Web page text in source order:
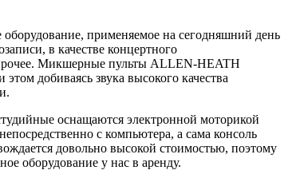
применяемое на сегодняшний день
в качестве концертного
Микшерные пульты ALLEN-HEATH
добиваясь звука высокого качества
оснащаются электронной моторикой
с компьютера, а сама консоль
довольно высокой стоимостью, поэтому
оборудование у нас в аренду.